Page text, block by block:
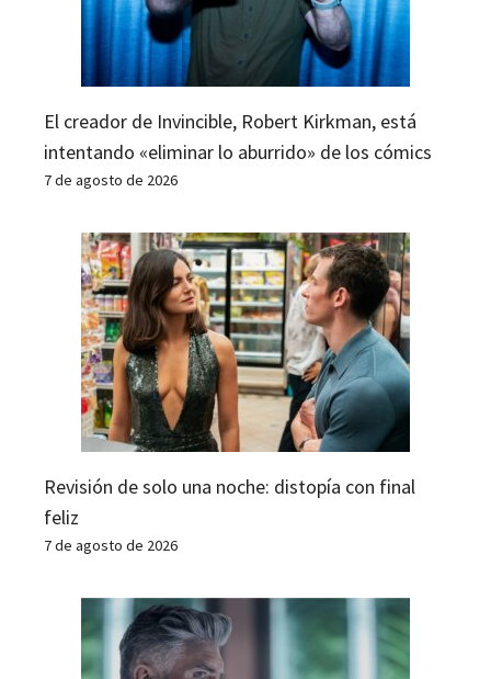
El creador de Invincible, Robert Kirkman, está
intentando «eliminar lo aburrido» de los cómics
7 de agosto de 2026
Revisión de solo una noche: distopía con final
feliz
7 de agosto de 2026